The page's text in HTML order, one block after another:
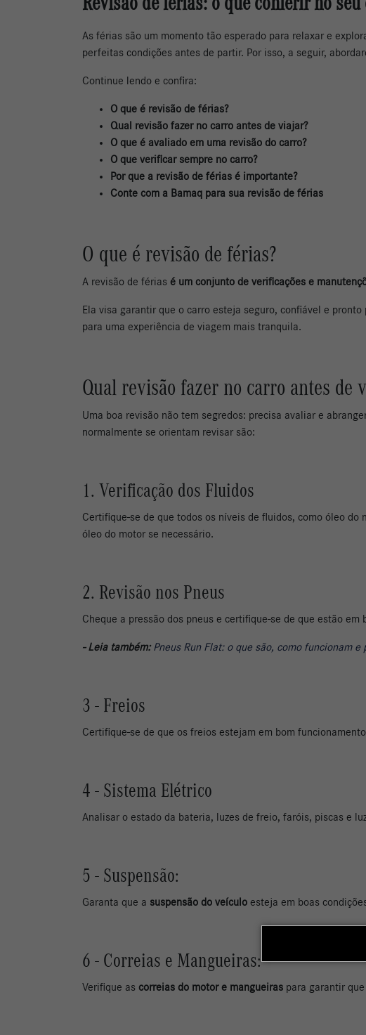
As férias são um momento tão esperado para relaxar e
perfeitas condições antes de partir. Por isso, a seguir,
Continue lendo e confira:
O que é revisão de férias?
Qual revisão fazer no carro antes de viajar?
O que é avaliado em uma revisão do carro?
O que verificar sempre no carro?
Por que a revisão de férias é importante?
Conte com a Bamaq para sua revisão de férias
O que é revisão de férias?
A revisão de férias é um conjunto de verificações e
Ela visa garantir que o carro esteja seguro, confiável e
para uma experiência de viagem mais tranquila.
Qual revisão fazer no carro antes de
Uma boa revisão não tem segredos: precisa avaliar e
normalmente se orientam revisar são:
1. Verificação dos Fluidos
Certifique-se de que todos os níveis de fluidos, como óleo
óleo do motor se necessário.
2. Revisão nos Pneus
Cheque a pressão dos pneus e certifique-se de que estão
- Leia também: Pneus Run Flat: o que são, como funcionam
3 - Freios
Certifique-se de que os freios estejam em bom
4 - Sistema Elétrico
Analisar o estado da bateria, luzes de freio, faróis, piscas e
5 - Suspensão:
Garanta que a suspensão do veículo esteja em boas
6 - Correias e Mangueiras:
Verifique as correias do motor e mangueiras para garantir